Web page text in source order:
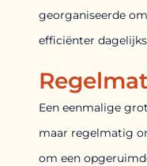
georganiseerde
efficiënter
Een eenmalige
maar regelmatig
om een